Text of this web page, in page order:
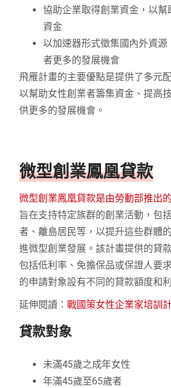
協助企業取得創業資金，以
資金
以加速器形式徵集國內外資源
者更多的發展機會
飛雁計畫的主要優點是提供了多元
以幫助女性創業者籌集資金、提高
供更多的發展機會。
微型創業鳳凰貸款
微型創業鳳凰貸款是由勞動部推出
旨在支持特定族群的創業活動，包
者、離島居民等，以提升這些群體
進微型創業發展。該計畫提供的貸
包括低利率、免擔保品或保證人要
的申請對象設有不同的貸款額度和
延伸閱讀：戰國策女性企業家培訓
貸款對象
未滿45歲之成年女性
年滿45歲至65歲者